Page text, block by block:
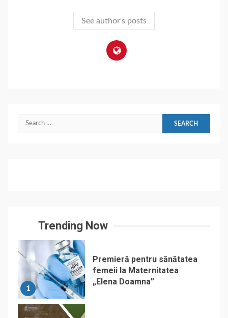
See author's posts
Search
Trending Now
1
Premieră pentru sănătatea
femeii la Maternitatea
„Elena Doamna”